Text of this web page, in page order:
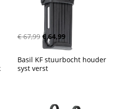
€ 67,99 € 64,99
Basil KF stuurbocht houder
syst verst